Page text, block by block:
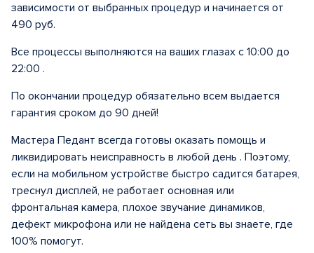
зависимости от выбранных процедур и начинается от
490 руб.
Все процессы выполняются на ваших глазах с 10:00 до
22:00 .
По окончании процедур обязательно всем выдается
гарантия сроком до 90 дней!
Мастера Педант всегда готовы оказать помощь и
ликвидировать неисправность в любой день . Поэтому,
если на мобильном устройстве быстро садится батарея,
треснул дисплей, не работает основная или
фронтальная камера, плохое звучание динамиков,
дефект микрофона или не найдена сеть вы знаете, где
100% помогут.